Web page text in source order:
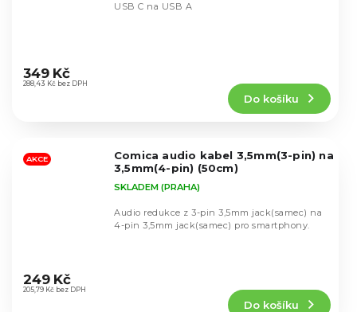
hodnocení
produktu
hvězdiček.
288,43 Kč bez DPH
349 Kč
Do košíku
USB C na USB A
AKCE
Comica audio kabel 3,5mm(3-pin) na
3,5mm(4-pin) (50cm)
hodnocení
produktu
SKLADEM (PRAHA)
205,79 Kč bez DPH
249 Kč
Do košíku
Audio redukce z 3-pin 3,5mm jack(samec) na
4-pin 3,5mm jack(samec) pro smartphony.